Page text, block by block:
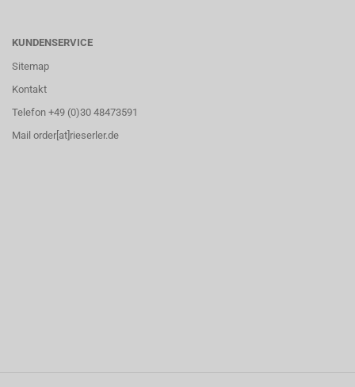
KUNDENSERVICE
Sitemap
Kontakt
Telefon +49 (0)30 48473591
Mail order[at]rieserler.de